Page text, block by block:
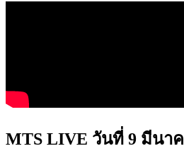
MTS LIVE วันที่ 9 มีนาค